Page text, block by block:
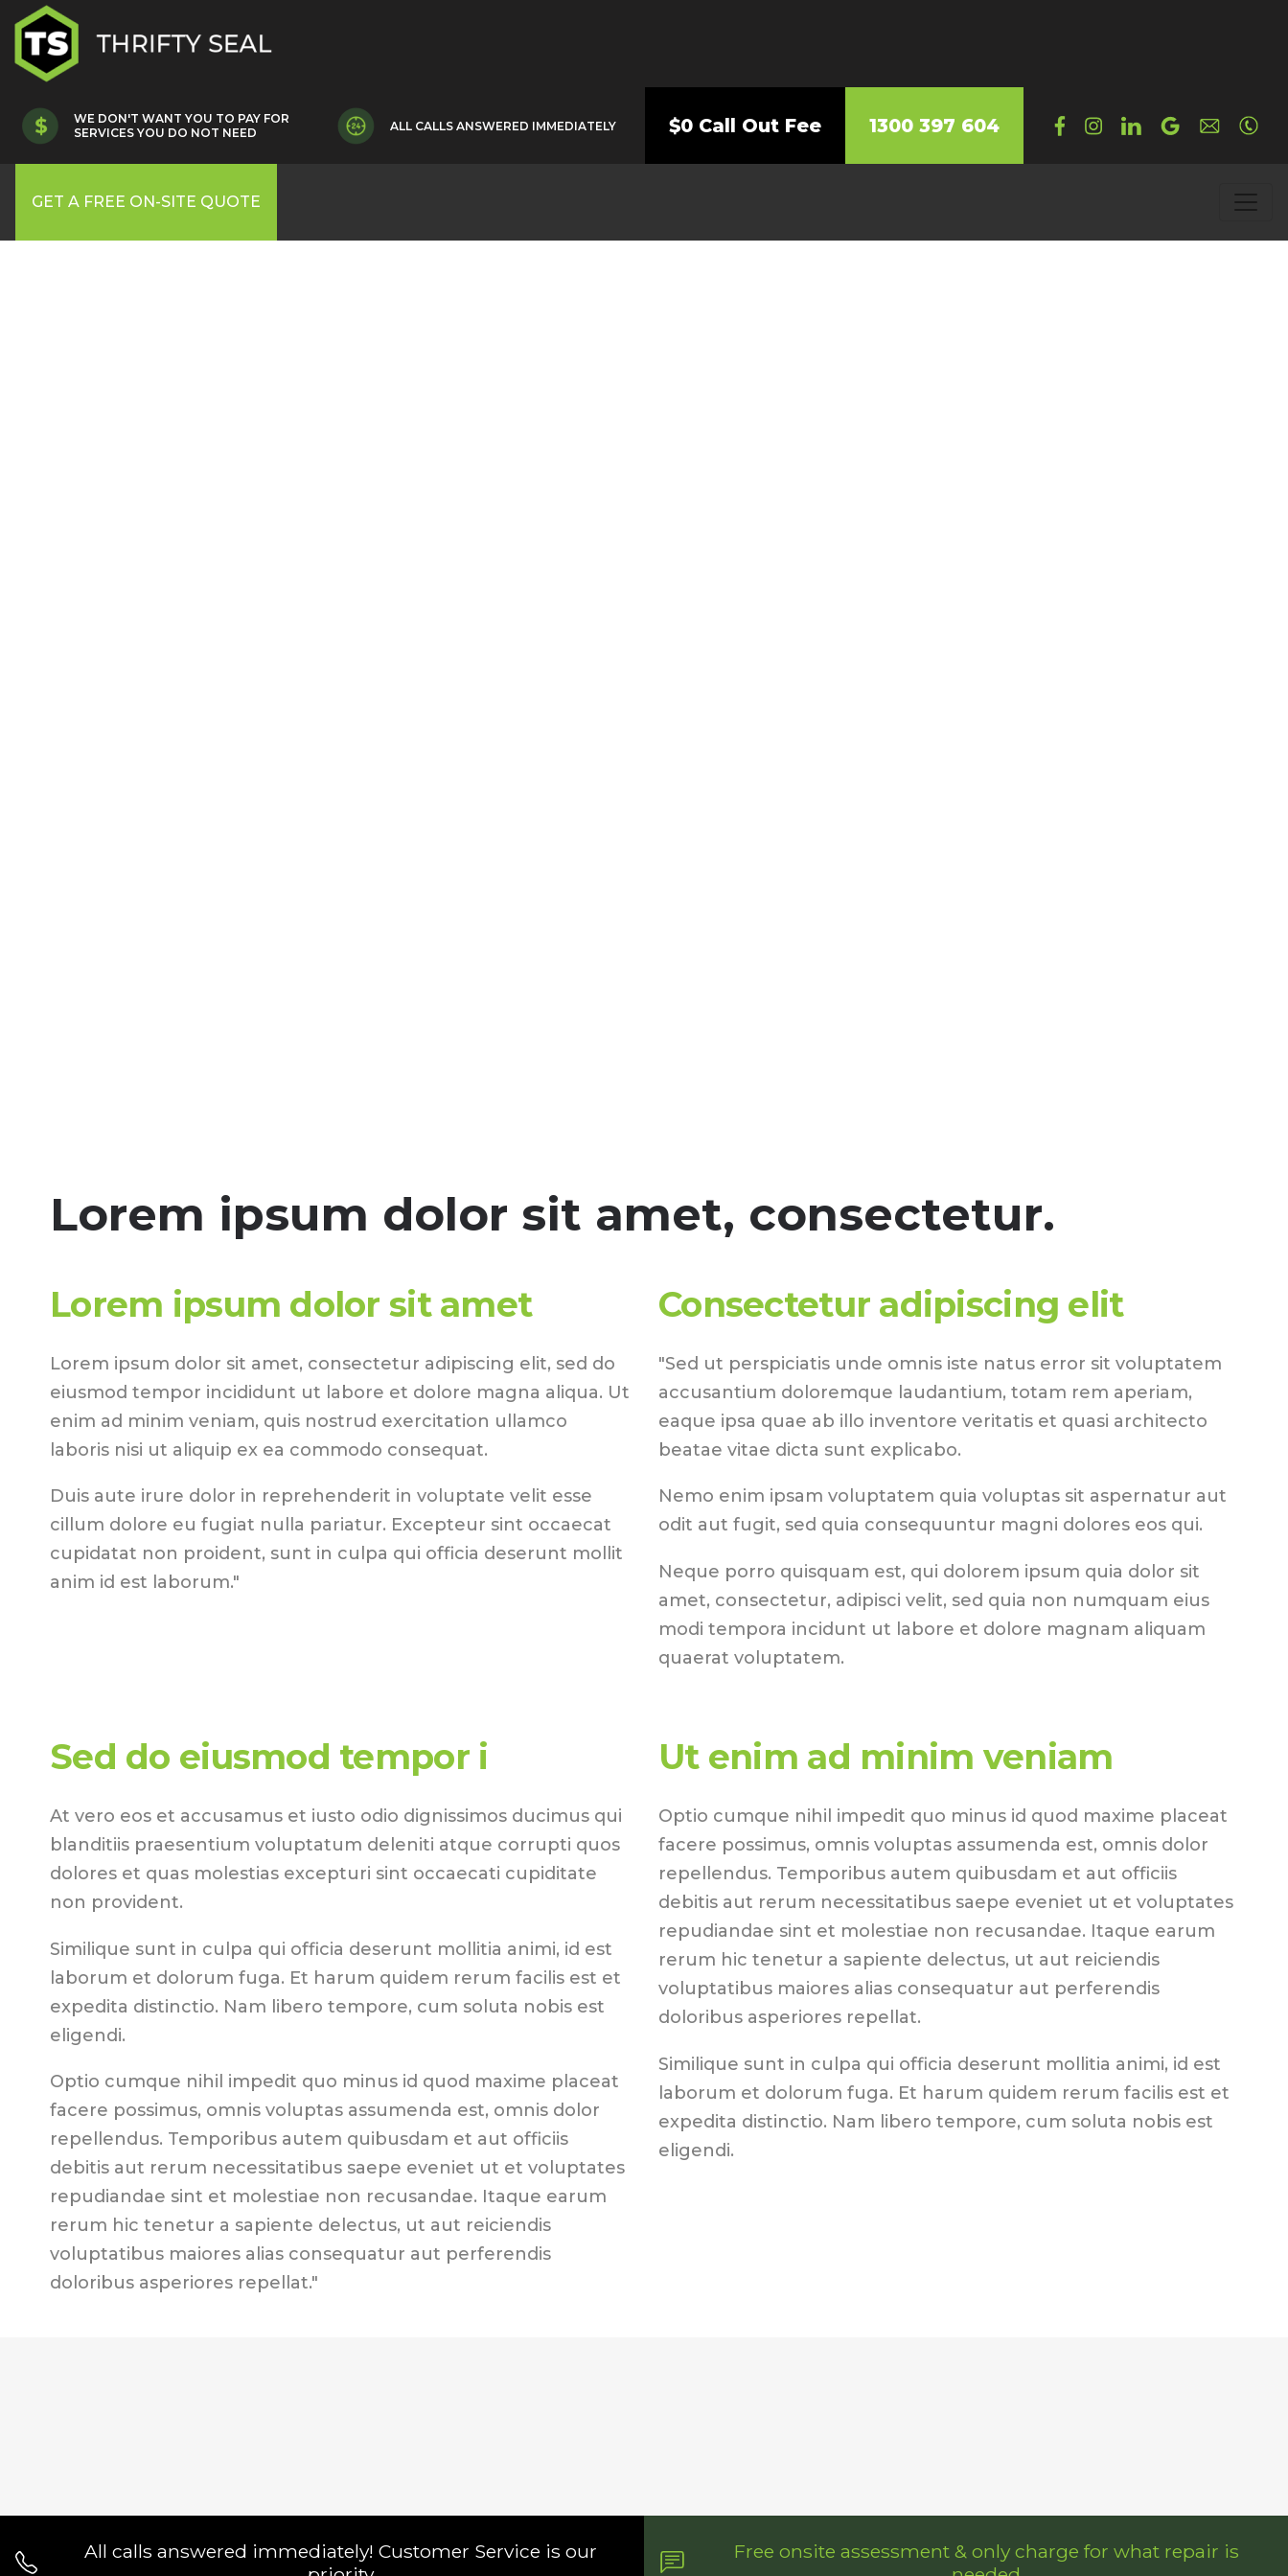
WE DON'T WANT YOU TO PAY FOR
SERVICES YOU DO NOT NEED
ALL CALLS ANSWERED IMMEDIATELY $0 Call Out Fee 1300 397 604
GET A FREE ON-SITE QUOTE
Lorem ipsum dolor sit amet, consectetur.
Lorem ipsum dolor sit amet
Lorem ipsum dolor sit amet, consectetur adipiscing elit, sed do
eiusmod tempor incididunt ut labore et dolore magna aliqua. Ut
enim ad minim veniam, quis nostrud exercitation ullamco
laboris nisi ut aliquip ex ea commodo consequat.
Duis aute irure dolor in reprehenderit in voluptate velit esse
cillum dolore eu fugiat nulla pariatur. Excepteur sint occaecat
cupidatat non proident, sunt in culpa qui officia deserunt mollit
anim id est laborum."
Consectetur adipiscing elit
"Sed ut perspiciatis unde omnis iste natus error sit voluptatem
accusantium doloremque laudantium, totam rem aperiam,
eaque ipsa quae ab illo inventore veritatis et quasi architecto
beatae vitae dicta sunt explicabo.
Nemo enim ipsam voluptatem quia voluptas sit aspernatur aut
odit aut fugit, sed quia consequuntur magni dolores eos qui.
Neque porro quisquam est, qui dolorem ipsum quia dolor sit
amet, consectetur, adipisci velit, sed quia non numquam eius
modi tempora incidunt ut labore et dolore magnam aliquam
quaerat voluptatem.
Sed do eiusmod tempor i
At vero eos et accusamus et iusto odio dignissimos ducimus qui
blanditiis praesentium voluptatum deleniti atque corrupti quos
dolores et quas molestias excepturi sint occaecati cupiditate
non provident.
Similique sunt in culpa qui officia deserunt mollitia animi, id est
laborum et dolorum fuga. Et harum quidem rerum facilis est et
expedita distinctio. Nam libero tempore, cum soluta nobis est
eligendi.
Optio cumque nihil impedit quo minus id quod maxime placeat
facere possimus, omnis voluptas assumenda est, omnis dolor
repellendus. Temporibus autem quibusdam et aut officiis
debitis aut rerum necessitatibus saepe eveniet ut et voluptates
repudiandae sint et molestiae non recusandae. Itaque earum
rerum hic tenetur a sapiente delectus, ut aut reiciendis
voluptatibus maiores alias consequatur aut perferendis
doloribus asperiores repellat."
Ut enim ad minim veniam
Optio cumque nihil impedit quo minus id quod maxime placeat
facere possimus, omnis voluptas assumenda est, omnis dolor
repellendus. Temporibus autem quibusdam et aut officiis
debitis aut rerum necessitatibus saepe eveniet ut et voluptates
repudiandae sint et molestiae non recusandae. Itaque earum
rerum hic tenetur a sapiente delectus, ut aut reiciendis
voluptatibus maiores alias consequatur aut perferendis
doloribus asperiores repellat.
Similique sunt in culpa qui officia deserunt mollitia animi, id est
laborum et dolorum fuga. Et harum quidem rerum facilis est et
expedita distinctio. Nam libero tempore, cum soluta nobis est
eligendi.
All calls answered immediately! Customer Service is our
Free onsite assessment & only charge for what repair is